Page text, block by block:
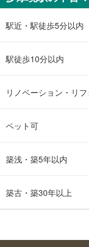
る
駅近・駅徒歩5分以内
駅徒歩10分以内
リノベーション・リ
ペット可
築浅・築5年以内
築古・築30年以上